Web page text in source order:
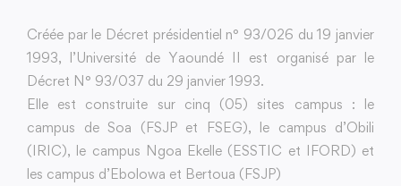
Créée par le Décret présidentiel n° 93/026 du 19 janvier
1993, l’Université de Yaoundé II est organisé par le
Décret N° 93/037 du 29 janvier 1993.
Elle est construite sur cinq (05) sites campus : le
campus de Soa (FSJP et FSEG), le campus d’Obili
(IRIC), le campus Ngoa Ekelle (ESSTIC et IFORD) et
les campus d’Ebolowa et Bertoua (FSJP)